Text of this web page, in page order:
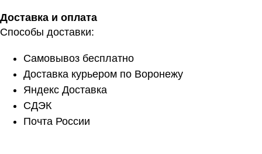
Доставка и оплата
Способы доставки:
Самовывоз бесплатно
Доставка курьером по Воронежу
Яндекс Доставка
СДЭК
Почта России